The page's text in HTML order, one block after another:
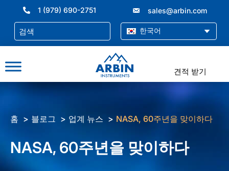
너
1 (979) 690-2751 sales@arbin.com
한국어
견적 받기
홈 블로그 업계 뉴스 NASA, 60주년을 맞이하다
NASA, 60주년을 맞이하다